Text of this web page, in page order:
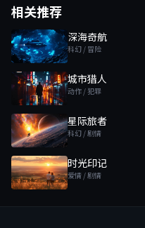
相关推荐
深海奇航
科幻 / 冒险
城市猎人
动作 / 犯罪
星际旅者
科幻 / 剧情
时光印记
爱情 / 剧情